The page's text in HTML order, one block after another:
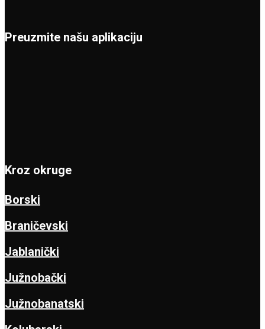
Preuzmite našu aplikaciju
Kroz okruge
Borski
Braničevski
Jablanički
Južnobački
Južnobanatski